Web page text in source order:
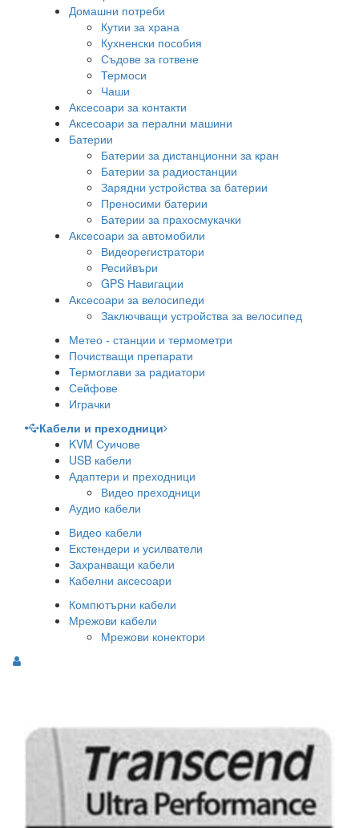
Домашни потреби
Кутии за храна
Кухненски пособия
Съдове за готвене
Термоси
Чаши
Аксесоари за контакти
Аксесоари за перални машини
Батерии
Батерии за дистанционни за кран
Батерии за радиостанции
Зарядни устройства за батерии
Преносими батерии
Батерии за прахосмукачки
Аксесоари за автомобили
Видеорегистратори
Ресийвъри
GPS Навигации
Аксесоари за велосипеди
Заключващи устройства за велосипед
Метео - станции и термометри
Почистващи препарати
Термоглави за радиатори
Сейфове
Играчки
Кабели и преходници
KVM Суичове
USB кабели
Адаптери и преходници
Видео преходници
Аудио кабели
Видео кабели
Екстендери и усилватели
Захранващи кабели
Кабелни аксесоари
Компютърни кабели
Мрежови кабели
Мрежови конектори